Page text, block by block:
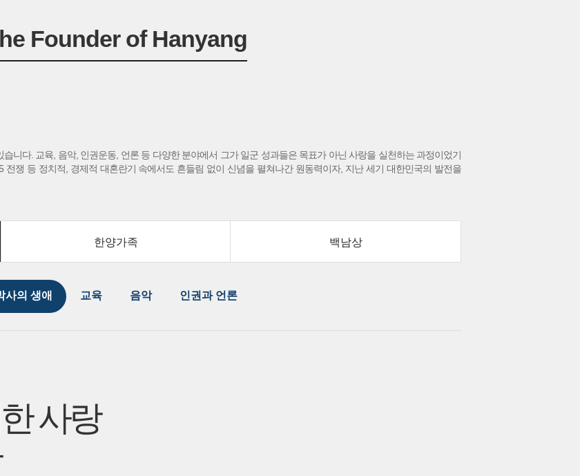
Founder of Hanyang
니다. 교육, 음악, 인권운동, 언론 등 다양한 분야에서 그가 일군 성과들은 목표가 아닌 사랑을 실천하는 과정이었기
전쟁 등 정치적, 경제적 대혼란기 속에서도 흔들림 없이 신념을 펼쳐나간 원동력이자, 지난 세기 대한민국의 발전을
한양가족 백남상
사의 생애 교육 음악 인권과 언론
사랑